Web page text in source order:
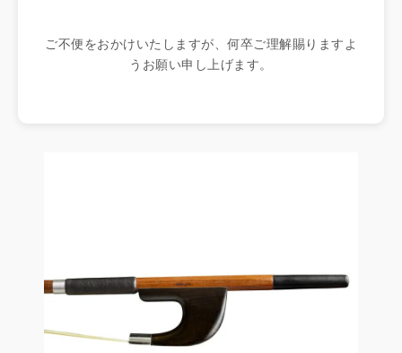
ご不便をおかけいたしますが、何卒ご理解賜りますよ
うお願い申し上げます。